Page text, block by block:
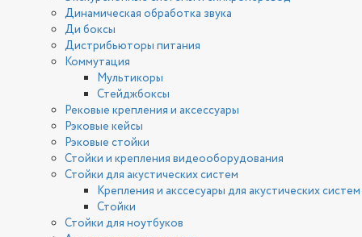
Динамическая обработка звука
Ди боксы
Дистрибьюторы питания
Коммутация
Мультикоры
Стейджбоксы
Рековые крепления и аксессуары
Рэковые кейсы
Рэковые стойки
Стойки и крепления видеооборудования
Стойки для акустических систем
Крепления и акссесуары для акустических систем
Стойки
Стойки для ноутбуков